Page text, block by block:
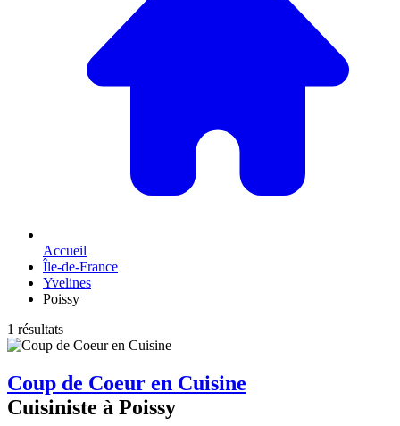
Accueil
Île-de-France
Yvelines
Poissy
1 résultats
Coup de Coeur en Cuisine
Cuisiniste à Poissy